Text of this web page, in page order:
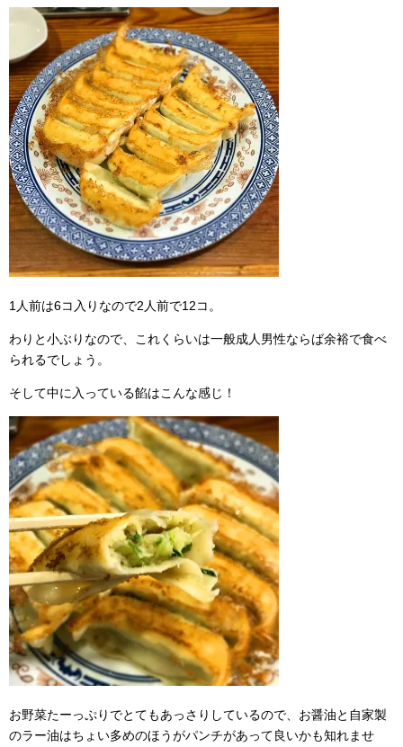
1人前は6コ入りなので2人前で12コ。
わりと小ぶりなので、これくらいは一般成人男性ならば余裕で食べ
られるでしょう。
そして中に入っている餡はこんな感じ！
お野菜たーっぷりでとてもあっさりしているので、お醤油と自家製
のラー油はちょい多めのほうがパンチがあって良いかも知れませ